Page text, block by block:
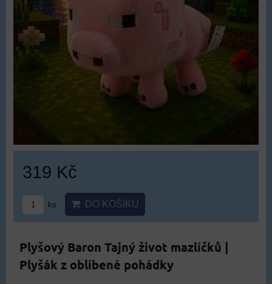
319 Kč
ks DO KOŠÍKU
Plyšový Baron Tajný život mazlíčků |
Plyšák z oblíbené pohádky